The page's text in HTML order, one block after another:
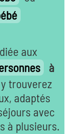
aux
à
trouverez
adaptés
avec
à plusieurs.